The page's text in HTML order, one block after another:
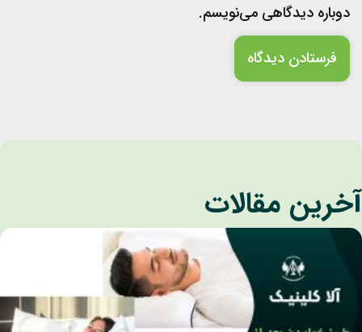
دوباره دیدگاهی می‌نویسم.
مقالات